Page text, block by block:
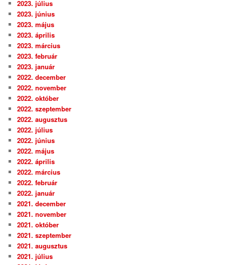
2023. július
2023. június
2023. május
2023. április
2023. március
2023. február
2023. január
2022. december
2022. november
2022. október
2022. szeptember
2022. augusztus
2022. július
2022. június
2022. május
2022. április
2022. március
2022. február
2022. január
2021. december
2021. november
2021. október
2021. szeptember
2021. augusztus
2021. július